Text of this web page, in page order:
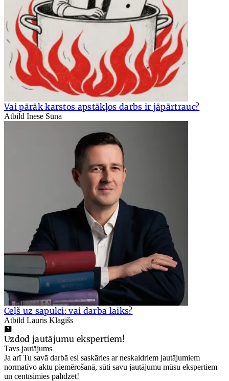
Vai pārāk karstos apstākļos darbs ir jāpārtrauc?
Atbild Inese Sūna
Ceļš uz sapulci: vai darba laiks?
Atbild Lauris Klagišs
Uzdod jautājumu ekspertiem!
Tavs jautājums
Ja arī Tu savā darbā esi saskāries ar neskaidriem jautājumiem
normatīvo aktu piemērošanā, sūti savu jautājumu mūsu ekspertiem
un centīsimies palīdzēt!